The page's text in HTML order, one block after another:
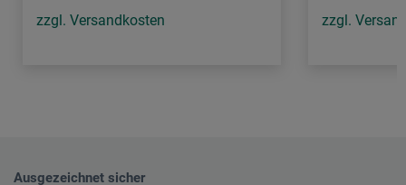
zzgl. Versandkosten zzgl.
Ausgezeichnet sicher